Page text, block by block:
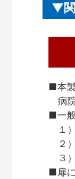
■本
病
■一
１
２
３
■扉